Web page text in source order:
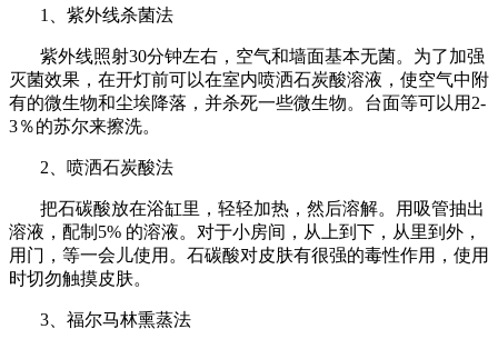
1、紫外线杀菌法
紫外线照射30分钟左右，空气和墙面基本无菌。为了加强
灭菌效果，在开灯前可以在室内喷洒石炭酸溶液，使空气中附
有的微生物和尘埃降落，并杀死一些微生物。台面等可以用2-
3％的苏尔来擦洗。
2、喷洒石炭酸法
把石碳酸放在浴缸里，轻轻加热，然后溶解。用吸管抽出
溶液，配制5% 的溶液。对于小房间，从上到下，从里到外，
用门，等一会儿使用。石碳酸对皮肤有很强的毒性作用，使用
时切勿触摸皮肤。
3、福尔马林熏蒸法